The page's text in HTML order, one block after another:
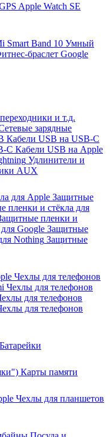
Apple Watch SE
Smart Band 10 Умный
браслет Google
и т.д.
зарядные
Кабели USB на USB-C
C Кабели USB на Apple
Удлинители и
AUX
для Apple Защитные
пленки и стёкла для
пленки и
Google Защитные
Nothing Защитные
Чехлы для телефонов
Чехлы для телефонов
для телефонов
для телефонов
Батарейки
Карты памяти
Чехлы для планшетов